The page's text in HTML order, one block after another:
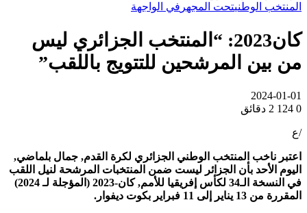
المنتخب الوطنيتحت المجهر في الواجهة
كان2023: “المنتخب الجزائري ليس
من بين المرشحين للتتويج باللقب”
2024-01-01
0
2 دقائق
/ع
اعتبر ناخب المنتخب الوطني الجزائري لكرة القدم, جمال بلماضي,
اليوم الأحد بأن الجزائر ليست ضمن المنتخبات المرشحة لنيل اللقب
في النسخة الـ34 لكأس إفريقيا للأمم, كان-2023 (المؤجلة لـ 2024)
المقررة من 13 يناير إلى 11 فبراير بكوت ديفوار.